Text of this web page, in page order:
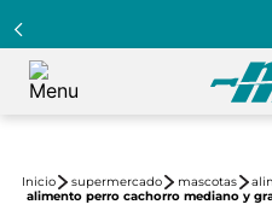
supermercado mascotas
alimento perro cachorro mediano y